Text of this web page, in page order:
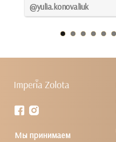
@yulia.konovaliuk
Мы принимаем